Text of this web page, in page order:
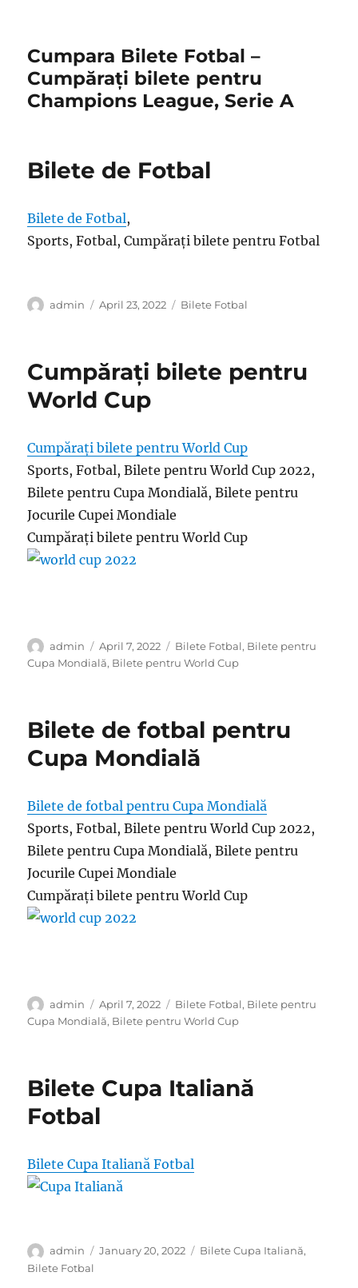
Cumpara Bilete Fotbal –
Cumpărați bilete pentru
Champions League, Serie A
Bilete de Fotbal
Bilete de Fotbal,
Sports, Fotbal, Cumpărați bilete pentru Fotbal
Author
admin
Posted
April 23, 2022 Categories
Bilete Fotbal
Cumpărați bilete pentru
World Cup
Cumpărați bilete pentru World Cup
Sports, Fotbal, Bilete pentru World Cup 2022,
Bilete pentru Cupa Mondială, Bilete pentru
Jocurile Cupei Mondiale
Cumpărați bilete pentru World Cup
Author
admin
Posted
on
April 7, 2022 Categories
Bilete Fotbal, Bilete pentru
Cupa Mondială, Bilete pentru World Cup
Bilete de fotbal pentru
Cupa Mondială
Bilete de fotbal pentru Cupa Mondială
Sports, Fotbal, Bilete pentru World Cup 2022,
Bilete pentru Cupa Mondială, Bilete pentru
Jocurile Cupei Mondiale
Cumpărați bilete pentru World Cup
Author
admin
Posted
on
April 7, 2022 Categories
Bilete Fotbal, Bilete pentru
Cupa Mondială, Bilete pentru World Cup
Bilete Cupa Italiană
Fotbal
Bilete Cupa Italiană Fotbal
Author
admin
Posted
January 20, 2022 Categories
Bilete Cupa Italiană,
Bilete Fotbal